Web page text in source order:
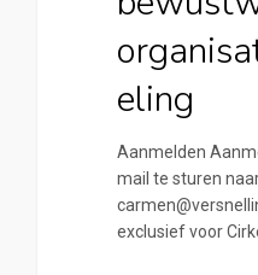
eling
Aanmelden
mail te sturen
exclusief voor